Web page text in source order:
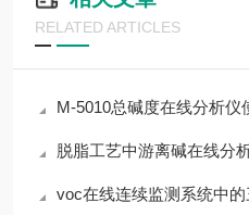
RELATED ARTICLES
M-5010总碱度在线分析仪
脱脂工艺中游离碱在线分
voc在线连续监测系统中